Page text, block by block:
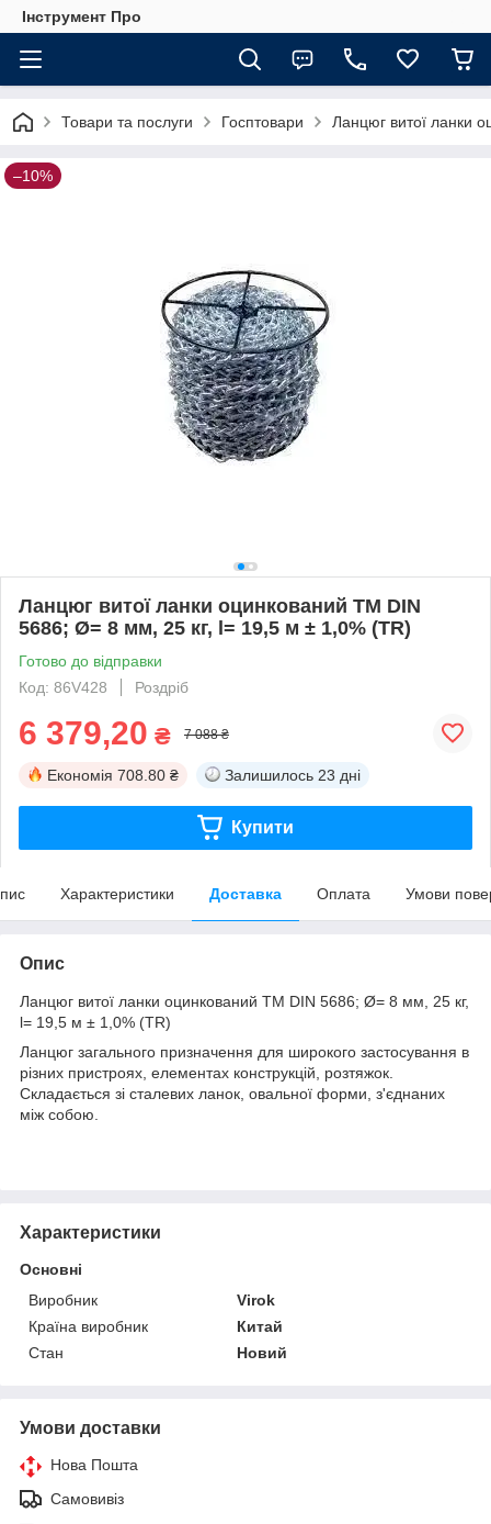
Інструмент Про
Товари та послуги Госптовари Ланцюг витої ланки
–10%
Ланцюг витої ланки оцинкований ТМ DIN
5686; Ø= 8 мм, 25 кг, l= 19,5 м ± 1,0% (TR)
Готово до відправки
Код: 86V428
Роздріб
6 379,20 ₴ 7 088 ₴
Економія 708.80 ₴ Залишилось 23 дні
Купити
Характеристики Доставка Оплата Умови
Опис
Ланцюг витої ланки оцинкований ТМ DIN 5686; Ø= 8 мм, 25 кг,
l= 19,5 м ± 1,0% (TR)
Ланцюг загального призначення для широкого застосування в
різних пристроях, елементах конструкцій, розтяжок.
Складається зі сталевих ланок, овальної форми, з'єднаних
між собою.
Характеристики
Основні
Виробник
Virok
Країна виробник
Китай
Стан
Новий
Умови доставки
Нова Пошта
Самовивіз